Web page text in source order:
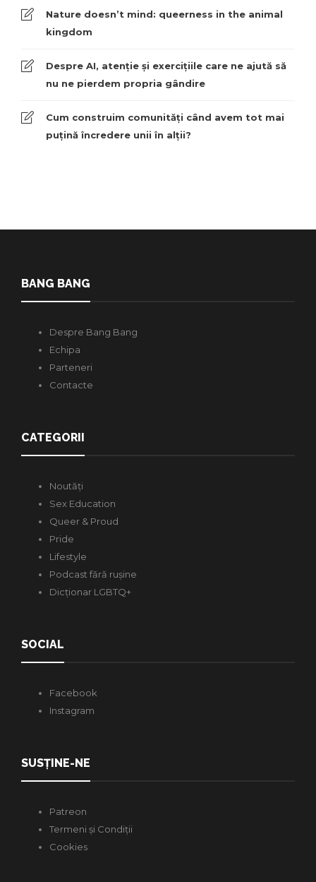
Nature doesn’t mind: queerness in the animal
kingdom
Despre AI, atenție și exercițiile care ne ajută să
nu ne pierdem propria gândire
Cum construim comunități când avem tot mai
puțină încredere unii în alții?
BANG BANG
Despre Bang Bang
Echipa
Parteneri
Contacte
CATEGORII
Noutăți
Sex Education
Queer & Proud
Pride
Lifestyle
Podcast fără rușine
Dicționar LGBTQ+
SOCIAL
Facebook
Instagram
SUSȚINE-NE
Patreon
Termeni și Condiții
Cookies